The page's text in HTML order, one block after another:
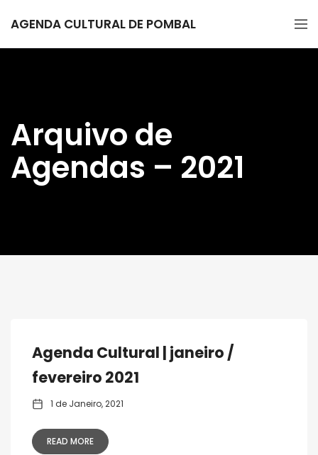
AGENDA CULTURAL DE POMBAL
Arquivo de
Agendas – 2021
Agenda Cultural | janeiro /
fevereiro 2021
1 de Janeiro, 2021
READ MORE